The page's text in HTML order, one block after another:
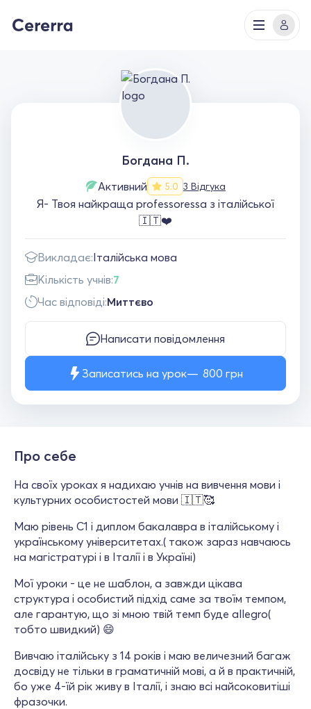
Богдана П.
Активний 5.0 3 Відгука
Я- Твоя найкраща professoressa з італійської
🇮🇹❤️
Викладає:Італійська мова
Кількість учнів:7
Час відповіді:Миттєво
Написати повідомлення
Записатись на урок 800 грн
Про себе
На своїх уроках я надихаю учнів на вивчення мови і
культурних особистостей мови 🇮🇹🥰
Маю рівень С1 і диплом бакалавра в італійському і
українському університетах.( також зараз навчаюсь
на магістратурі і в Італії і в Україні)
Мої уроки - це не шаблон, а завжди цікава
структура і особистий підхід саме за твоїм темпом,
але гарантую, що зі мною твій темп буде allegro(
тобто швидкий) 😄
Вивчаю італійську з 14 років і маю величезний багаж
досвіду не тільки в граматичній мові, а й в практичній,
бо уже 4-їй рік живу в Італії, і знаю всі найсоковитіші
фразочки.